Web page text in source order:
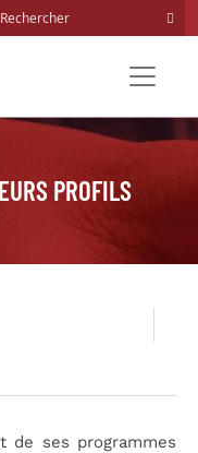
PROFILS
de ses programmes